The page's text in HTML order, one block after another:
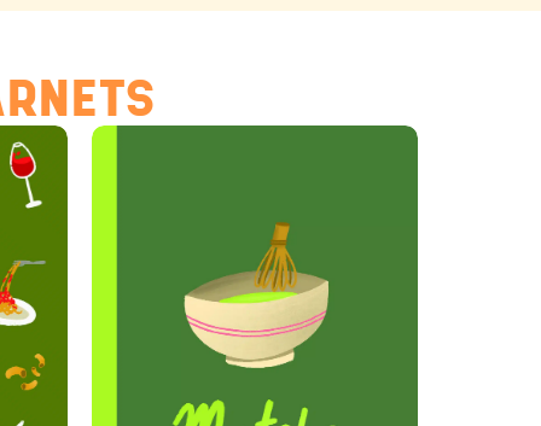
Hello Editions
Nous revenons vers vous rapidement